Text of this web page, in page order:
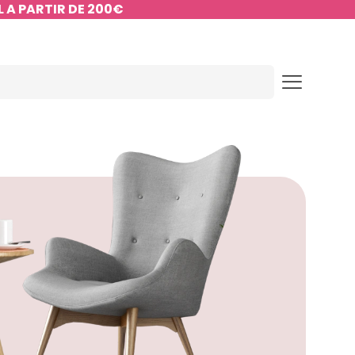
A PARTIR DE 200€